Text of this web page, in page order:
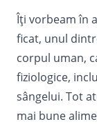
Îți vorbeam în
ficat, unul
corpul uman,
fiziologice,
sângelui. Tot
mai bune